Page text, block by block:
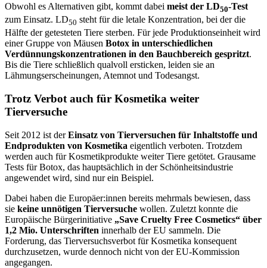
Obwohl es Alternativen gibt, kommt dabei meist der LD50-Test
zum Einsatz. LD50 steht für die letale Konzentration, bei der die
Hälfte der getesteten Tiere sterben. Für jede Produktionseinheit wird
einer Gruppe von Mäusen Botox in unterschiedlichen
Verdünnungskonzentrationen in den Bauchbereich gespritzt.
Bis die Tiere schließlich qualvoll ersticken, leiden sie an
Lähmungserscheinungen, Atemnot und Todesangst.
Trotz Verbot auch für Kosmetika weiter
Tierversuche
Seit 2012 ist derEinsatz von Tierversuchen für Inhaltstoffe und
Endprodukten von Kosmetika eigentlich verboten. Trotzdem
werden auch für Kosmetikprodukte weiter Tiere getötet. Grausame
Tests für Botox, das hauptsächlich in der Schönheitsindustrie
angewendet wird, sind nur ein Beispiel.
Dabei haben die Europäer:innen bereits mehrmals bewiesen, dass
sie keine unnötigen Tierversuche wollen. Zuletzt konnte die
Europäische Bürgerinitiative „Save Cruelty Free Cosmetics“ über
1,2 Mio. Unterschriften innerhalb der EU sammeln. Die
Forderung, das Tierversuchsverbot für Kosmetika konsequent
durchzusetzen, wurde dennoch nicht von der EU-Kommission
angegangen.